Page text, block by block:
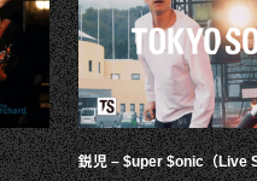
鋭児 – $uper $onic（Live